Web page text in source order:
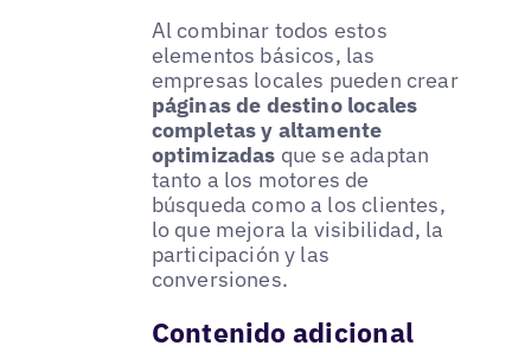
Al combinar todos estos
elementos básicos, las
empresas locales pueden crear
páginas de destino locales
completas y altamente
optimizadas que se adaptan
tanto a los motores de
búsqueda como a los clientes,
lo que mejora la visibilidad, la
participación y las
conversiones.
Contenido adicional